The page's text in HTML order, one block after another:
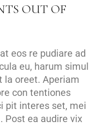
OUT OF
eos re pudiare ad
eu, harum simul
la oreet. Aperiam
con tentiones
pit interes set, mei
Post ea audire vix